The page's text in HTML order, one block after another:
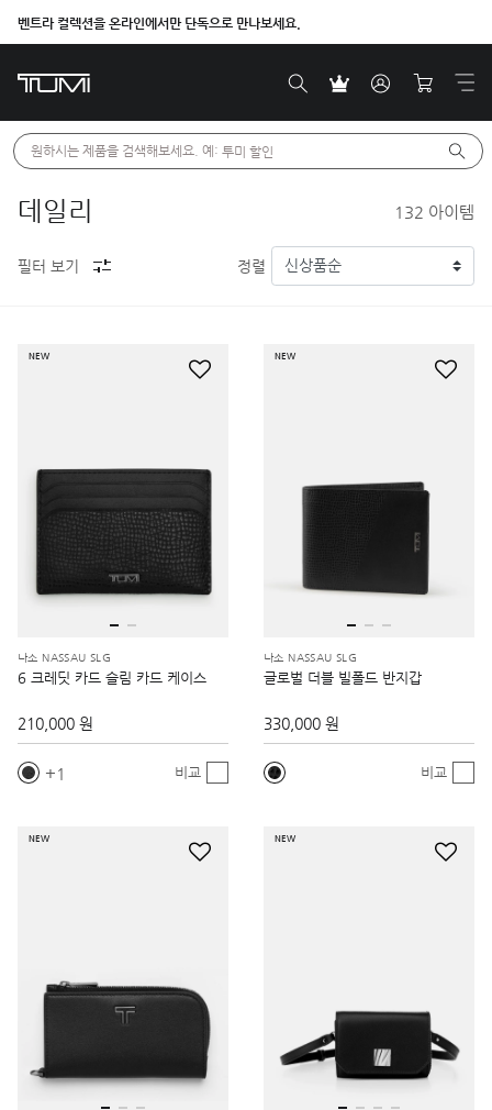
벤트라 컬렉션을 온라인에서만 단독으로 만나보세요.
원하시는 제품을 검색해보세요. 예: 투미 할인
데일리 132 아이템
필터 보기 정렬
NEW
나소 NASSAU SLG
6 크레딧 카드 슬림 카드 케이스
210,000 원
1 비교
NEW
나소 NASSAU SLG
글로벌 더블 빌폴드 반지갑
330,000 원
비교
NEW NEW